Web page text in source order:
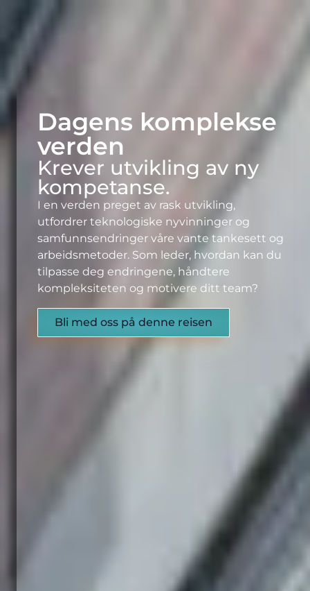
Dagens komplekse
verden
Krever utvikling av ny
kompetanse.
I en verden preget av rask utvikling,
utfordrer teknologiske nyvinninger og
samfunnsendringer våre vante tankesett og
arbeidsmetoder. Som leder, hvordan kan du
tilpasse deg endringene, håndtere
kompleksiteten og motivere ditt team?
Bli med oss på denne reisen